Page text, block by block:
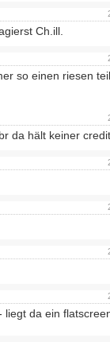
Ch.ill.
so einen riesen
da hält keiner
liegt da ein